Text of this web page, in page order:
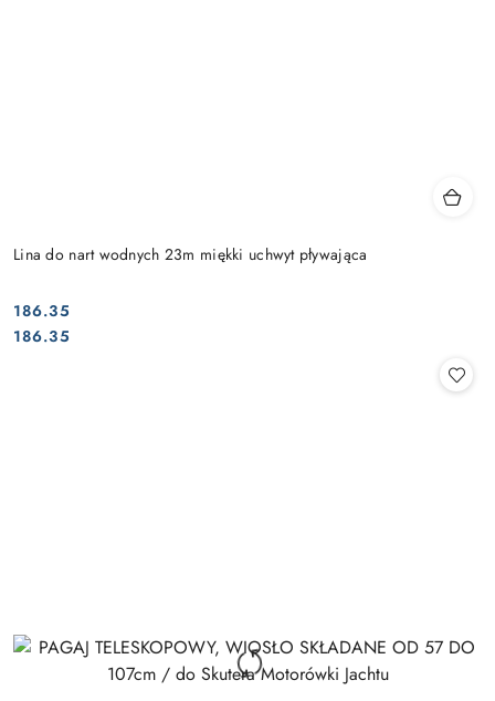
Lina do nart wodnych 23m miękki uchwyt pływająca
Cena:
186.35
Cena:
186.35